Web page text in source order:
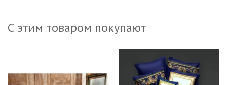
С этим товаром покупают